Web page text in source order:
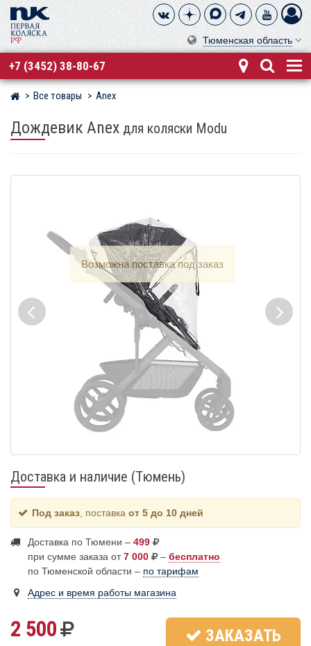
Тюменская область
+7 (3452) 38-80-67
Магазин детских колясок
Все товары Anex
Дождевик Anex для коляски Modu
Доставка и наличие (Тюмень)
Под заказ , поставка от 5 до 10 дней
Доставка по Тюмени – 499
при сумме заказа от7 000 – бесплатно
по Тюменской области – по тарифам
Адрес и время работы магазина
2 500 ЗАКАЗАТЬ